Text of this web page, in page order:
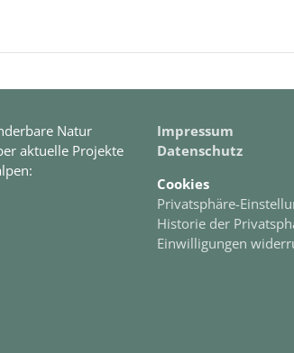
Natur
aktuelle Projekte
Impressum
Datenschutz
Cookies
Privatsphäre-
Historie der
Einwilligungen